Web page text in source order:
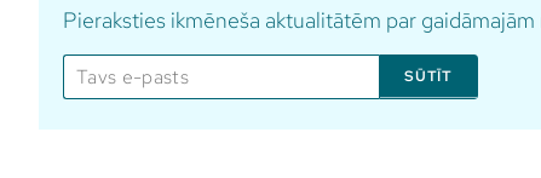
Pieraksties ikmēneša aktualitātēm par
SŪTĪT